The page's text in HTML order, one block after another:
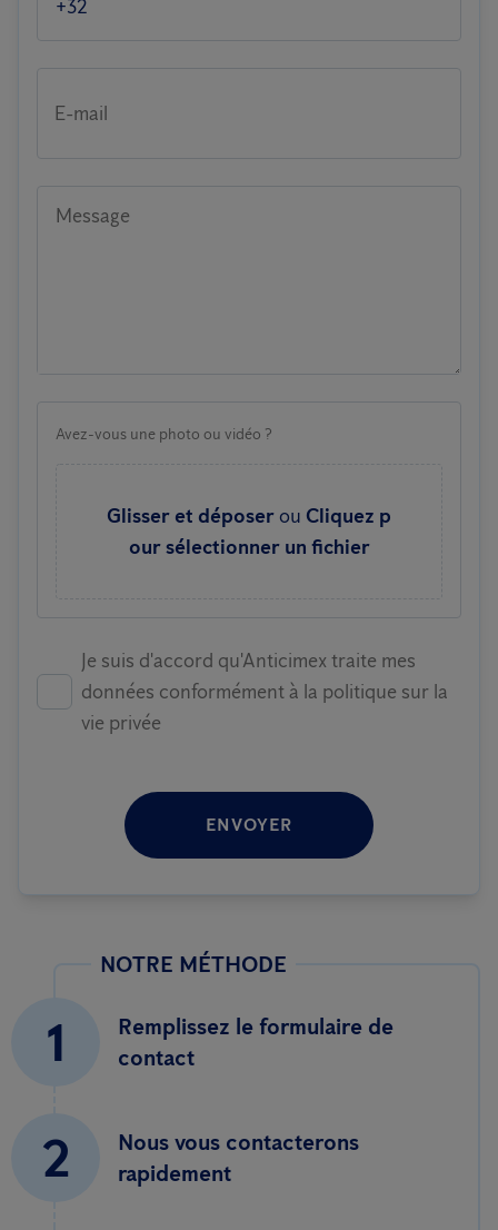
E-mail
Message
Avez-vous une photo ou vidéo ?
Glisser et déposerou Cliquez p
our sélectionner un fichier
Je suis d'accord qu'Anticimex traite mes
données conformément à la politique sur la
vie privée
ENVOYER
NOTRE MÉTHODE
1
Remplissez le formulaire de
contact
2
Nous vous contacterons
rapidement